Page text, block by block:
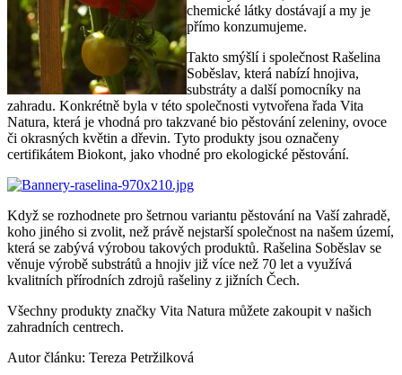
chemické látky dostávají a my je
přímo konzumujeme.
Takto smýšlí i společnost Rašelina
Soběslav, která nabízí hnojiva,
substráty a další pomocníky na
zahradu. Konkrétně byla v této společnosti vytvořena řada Vita
Natura, která je vhodná pro takzvané bio pěstování zeleniny, ovoce
či okrasných květin a dřevin. Tyto produkty jsou označeny
certifikátem Biokont, jako vhodné pro ekologické pěstování.
Když se rozhodnete pro šetrnou variantu pěstování na Vaší zahradě,
koho jiného si zvolit, než právě nejstarší společnost na našem území,
která se zabývá výrobou takových produktů. Rašelina Soběslav se
věnuje výrobě substrátů a hnojiv již více než 70 let a využívá
kvalitních přírodních zdrojů rašeliny z jižních Čech.
Všechny produkty značky Vita Natura můžete zakoupit v našich
zahradních centrech.
Autor článku: Tereza Petržilková